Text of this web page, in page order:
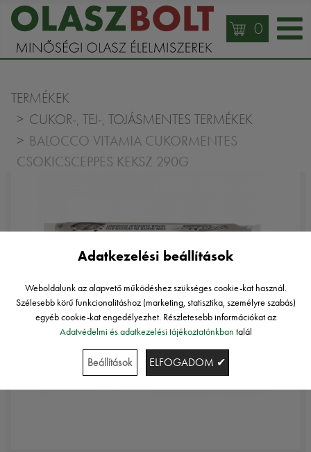
0
TERMÉKEK
CUKOR-, TEJ-, TOJÁSMENTES TERMÉKEK
BALOCCO VITAMIA CUKORMENTES
CSOKICSCEPPES KEKSZ 290G
Adatkezelési beállítások
Weboldalunk az alapvető működéshez szükséges cookie-kat használ.
Szélesebb körű funkcionalitáshoz (marketing, statisztika, személyre szabás)
egyéb cookie-kat engedélyezhet. Részletesebb információkat az
Adatvédelmi és adatkezelési tájékoztatónkban talál
Beállítások ELFOGADOM ✔